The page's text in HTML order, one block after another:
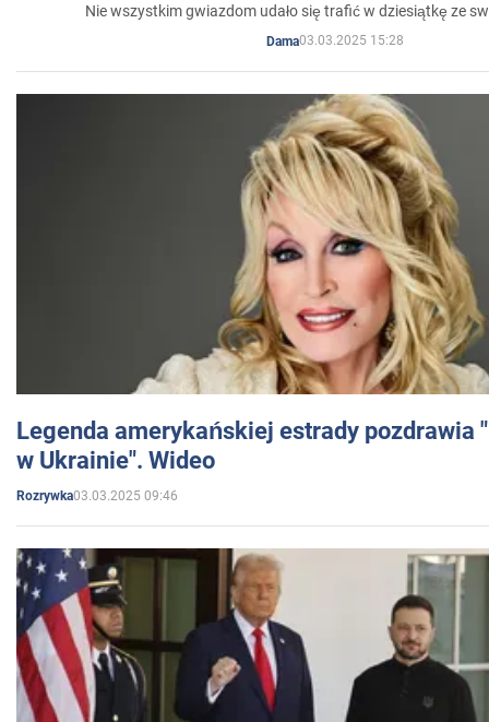
Nie wszystkim gwiazdom udało się trafić w dziesiątkę ze
Dama03.03.2025 15:28
Legenda amerykańskiej estrady pozdrawia
w Ukrainie". Wideo
Rozrywka03.03.2025 09:46